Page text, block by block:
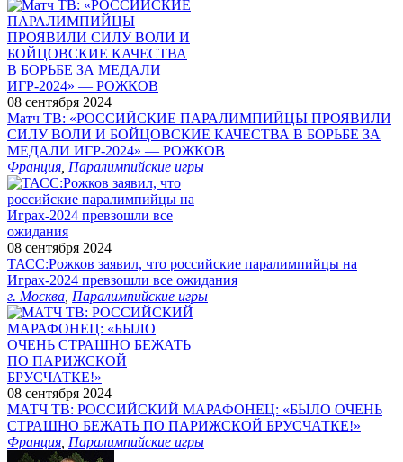
08 сентября 2024
Матч ТВ: «РОССИЙСКИЕ ПАРАЛИМПИЙЦЫ ПРОЯВИЛИ
СИЛУ ВОЛИ И БОЙЦОВСКИЕ КАЧЕСТВА В БОРЬБЕ ЗА
МЕДАЛИ ИГР‑2024» — РОЖКОВ
Франция Паралимпийские игры
08 сентября 2024
ТАСС:Рожков заявил, что российские паралимпийцы на
Играх-2024 превзошли все ожидания
г. Москва Паралимпийские игры
08 сентября 2024
МАТЧ ТВ: РОССИЙСКИЙ МАРАФОНЕЦ: «БЫЛО ОЧЕНЬ
СТРАШНО БЕЖАТЬ ПО ПАРИЖСКОЙ БРУСЧАТКЕ!»
Франция Паралимпийские игры